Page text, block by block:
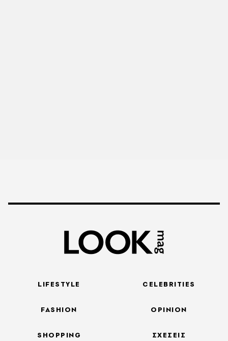
LIFESTYLE
FASHION
SHOPPING
CELEBRITIES
OPINION
ΣΧΕΣΕΙΣ